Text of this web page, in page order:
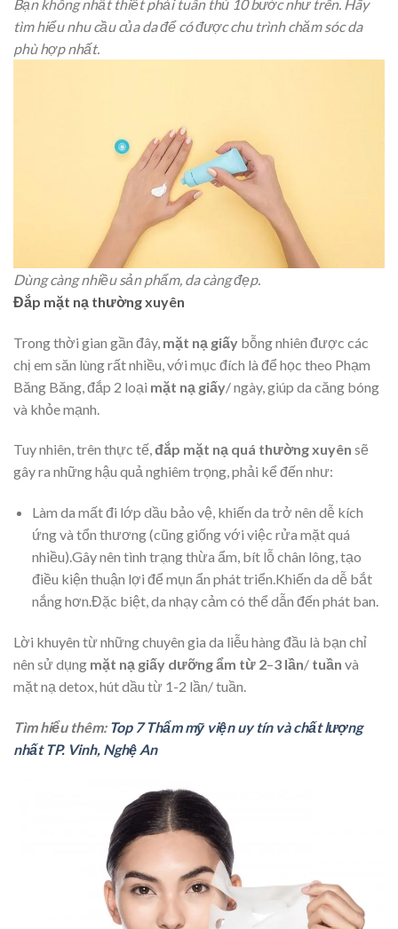
Bạn không nhất thiết phải tuân thủ 10 bước như trên. Hãy
tìm hiểu nhu cầu của da để có được chu trình chăm sóc da
phù hợp nhất.
Dùng càng nhiều sản phẩm, da càng đẹp.
Đắp mặt nạ thường xuyên
Trong thời gian gần đây, mặt nạ giấy bỗng nhiên được các
chị em săn lùng rất nhiều, với mục đích là để học theo Phạm
Băng Băng, đắp 2 loại mặt nạ giấy/ ngày, giúp da căng bóng
và khỏe mạnh.
Tuy nhiên, trên thực tế,đắp mặt nạ quá thườngxuyên sẽ
gây ra những hậu quả nghiêm trọng, phải kể đến như:
Làm da mất đi lớp dầu bảo vệ, khiến da trở nên dễ kích
ứng và tổn thương (cũng giống với việc rửa mặt quá
nhiều).Gây nên tình trạng thừa ẩm, bít lỗ chân lông, tạo
điều kiện thuận lợi để mụn ẩn phát triển.Khiến da dễ bắt
nắng hơn.Đặc biệt, da nhạy cảm có thể dẫn đến phát ban.
Lời khuyên từ những chuyên gia da liễu hàng đầu là bạn chỉ
nên sử dụng mặt nạ giấy dưỡngẩm từ 2–3 lần/ tuần và
mặt nạ detox, hút dầu từ 1-2 lần/ tuần.
Tìm hiểu thêm: Top 7 Thẩm mỹ viện uy tín và chất lượng
nhất TP. Vinh, Nghệ An